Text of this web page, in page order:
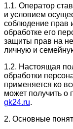
1.1. Оператор
и условием
соблюдение прав
обработке его
защиты прав на
личную и
1.2. Настоящая
обработки
применяется ко
может получить о
gk24.ru.
2. Основные